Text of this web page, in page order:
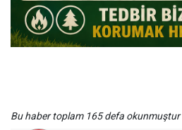
Bu haber toplam 165 defa okunmuştur